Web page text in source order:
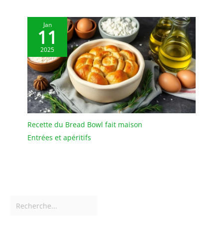
internationale dans le
secteur de la coutellerie.
Depuis Albacete, en
Espagne, nous
produisons chaque
année 11 000 000 de
couteaux qui allient
savoir-faire, design et
innovation afin
d'atteindre les normes de
qualité les plus élevées.
Jan
11
2025
Recette du Bread Bowl fait maison
Entrées et apéritifs